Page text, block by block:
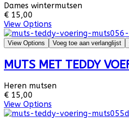
Dames wintermutsen
€ 15,00
View Options
View Options Voeg toe aan verlanglijst
MUTS MET TEDDY
Heren mutsen
€ 15,00
View Options